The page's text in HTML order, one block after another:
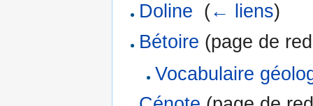
Doline (← liens)
Bétoire (page de
Vocabulaire